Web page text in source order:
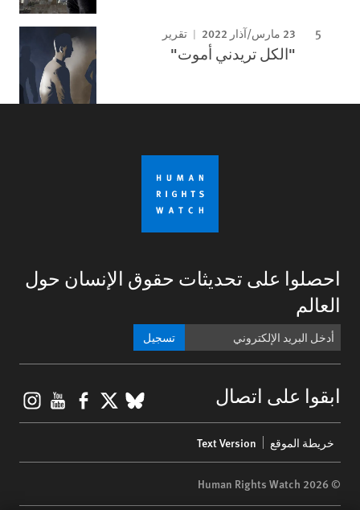
23 مارس/آذار 2022 تقرير
"الكل تريدني أموت"
احصلوا على تحديثات حقوق الإنسان حول
العالم
تسجيل
ابقوا على اتصال BlueSky
X
menu
خريطة الموقع Text Version
© 2026 Human Rights Watch